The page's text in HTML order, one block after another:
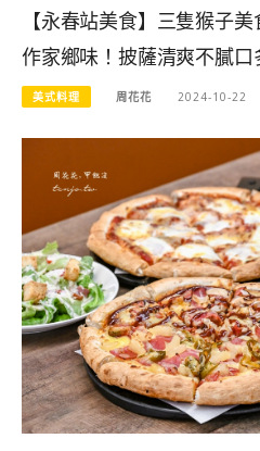
【永春站美食】三隻猴子
作家鄉味！披薩清爽不膩口
美式料理 周花花 2024-10-22